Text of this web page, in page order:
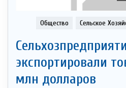
Общество Сельское
экспортировали
млн долларов